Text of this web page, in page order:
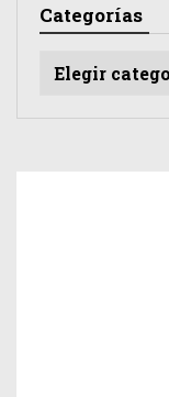
Categorías
Categorías